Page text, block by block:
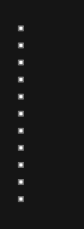
▣
▣
▣
▣
▣
▣
▣
▣
▣
▣
▣